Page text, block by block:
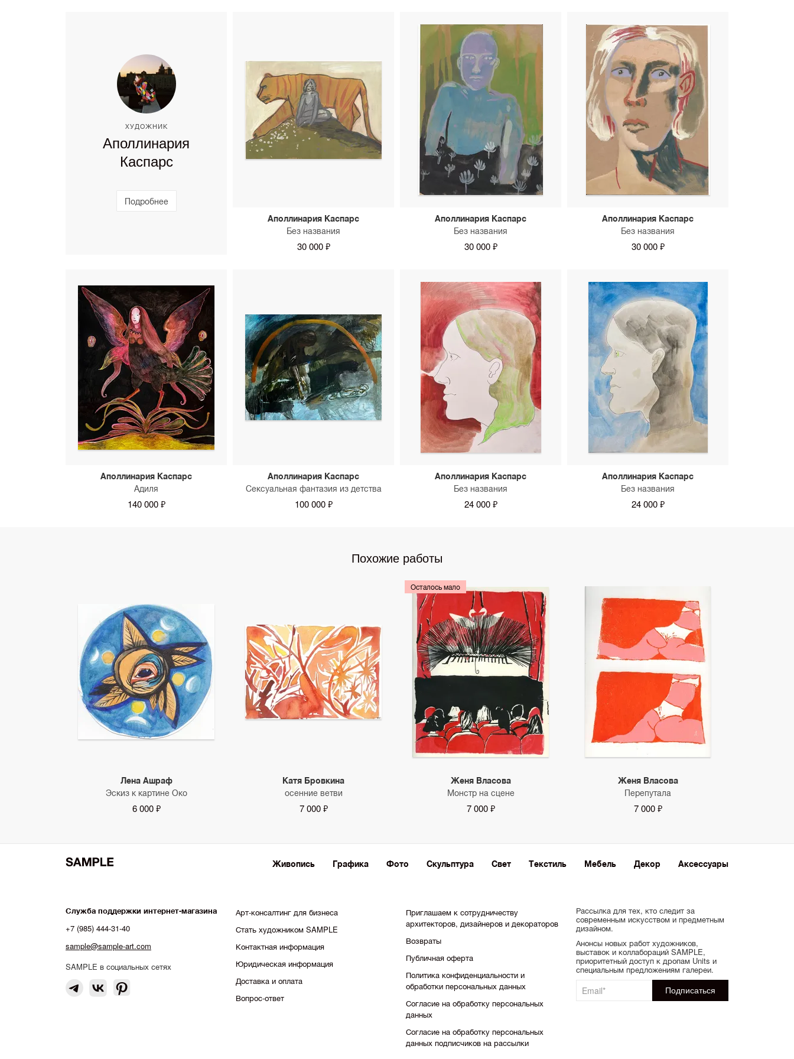
ХУДОЖНИК
Аполлинария
Каспарс
Подробнее
Аполлинария Каспарс
Без названия
30 000 ₽
Аполлинария Каспарс
Без названия
30 000 ₽
Аполлинария Каспарс
Без названия
30 000 ₽
Аполлинария Каспарс
Адиля
140 000 ₽
Аполлинария Каспарс
Сексуальная фантазия из детства
100 000 ₽
Аполлинария Каспарс
Без названия
24 000 ₽
Аполлинария Каспарс
Без названия
24 000 ₽
Похожие работы
Лена Ашраф
Эскиз к картине Око
6 000 ₽
Катя Бровкина
осенние ветви
7 000 ₽
Осталось мало
Женя Власова
Монстр на сцене
7 000 ₽
Женя Власова
Перепутала
7 000 ₽
Живопись Графика Фото Скульптура Свет Текстиль Мебель Декор Аксессуары
Служба поддержки интернет-магазина
+7 (985) 444-31-40
sample@sample-art.com
SAMPLE в социальных сетях
Арт-консалтинг для бизнеса
Стать художником SAMPLE
Контактная информация
Юридическая информация
Доставка и оплата
Вопрос-ответ
Приглашаем к сотрудничеству
архитекторов, дизайнеров и декораторов
Возвраты
Публичная оферта
Политика конфиденциальности и
обработки персональных данных
Согласие на обработку персональных
данных
Согласие на обработку персональных
данных подписчиков на рассылки
Рассылка для тех, кто следит за
современным искусством и предметным
дизайном.
Анонсы новых работ художников,
выставок и коллабораций SAMPLE,
приоритетный доступ к дропам Units и
специальным предложениям галереи.